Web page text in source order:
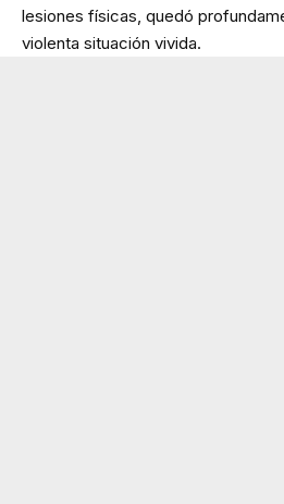
lesiones físicas, quedó
violenta situación vivida.